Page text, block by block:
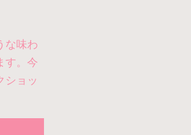
な味わ
す。今
ショッ